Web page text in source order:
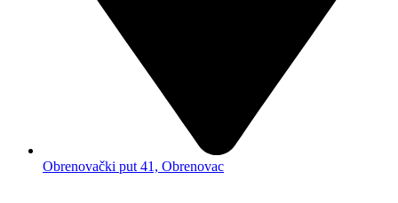
Obrenovački put 41, Obrenovac